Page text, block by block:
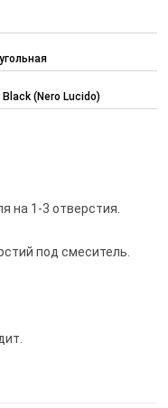
(Nero Lucido)
на 1-3 отверстия.
под смеситель.